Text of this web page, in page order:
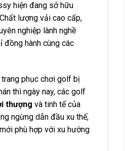
hiện đang sở hữu
lượng vải cao cấp,
nghiệp lành nghề
đồng hành cùng các
phục chơi golf bị
thì ngày nay, các golf
thượng và tinh tế của
ngừng dẫn đầu xu thế,
phù hợp với xu hướng